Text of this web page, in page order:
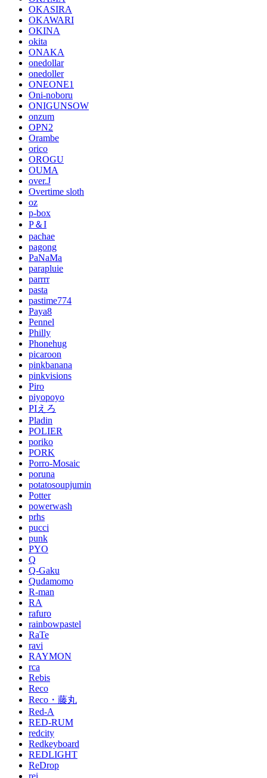
OKASIRA
OKAWARI
OKINA
okita
ONAKA
onedollar
onedoller
ONEONE1
Oni-noboru
ONIGUNSOW
onzum
OPN2
Orambe
orico
OROGU
OUMA
over.J
Overtime sloth
oz
p-box
P＆I
pachae
pagong
PaNaMa
parapluie
parrrr
pasta
pastime774
Paya8
Pennel
Philly
Phonehug
picaroon
pinkbanana
pinkvisions
Piro
piyopoyo
PIえろ
Pladin
POLIER
poriko
PORK
Porro-Mosaic
poruna
potatosoupjumin
Potter
powerwash
prhs
pucci
punk
PYO
Q
Q-Gaku
Qudamomo
R-man
RA
rafuro
rainbowpastel
RaTe
ravi
RAYMON
rca
Rebis
Reco
Reco・藤丸
Red-A
RED-RUM
redcity
Redkeyboard
REDLIGHT
ReDrop